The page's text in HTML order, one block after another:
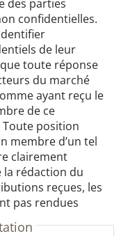
des parties
confidentielles.
de leur
toute réponse
du marché
ayant reçu le
de ce
position
membre d’un tel
clairement
la rédaction du
reçues, les
pas rendues